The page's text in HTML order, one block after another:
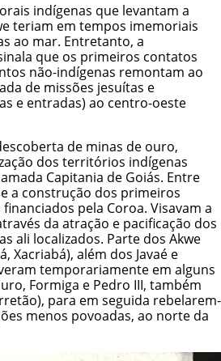
indígenas que levantam a
teriam em tempos imemoriais
ao mar. Entretanto, a
que os primeiros contatos
não-indígenas remontam ao
de missões jesuítas e
e entradas) ao centro-oeste
de minas de ouro,
dos territórios indígenas
Capitania de Goiás. Entre
a construção dos primeiros
pela Coroa. Visavam a
da atração e pacificação dos
ali localizados. Parte dos Akwe
Xacriabá), além dos Javaé e
temporariamente em alguns
Formiga e Pedro III, também
para em seguida rebelarem-
menos povoadas, ao norte da